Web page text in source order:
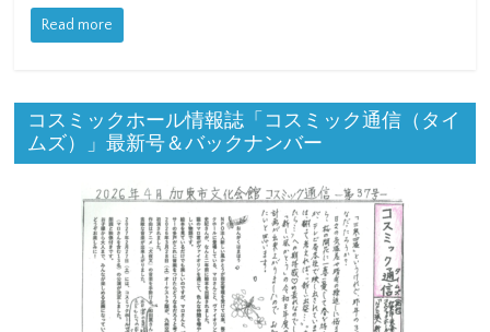
Read more
コスミックホール情報誌「コスミック通信（タイ
ムズ）」最新号＆バックナンバー